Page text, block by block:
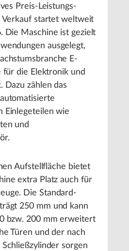
Preis-Leistungs-
Verkauf startet weltweit
Die Maschine ist gezielt
ausgelegt,
E-
für die Elektronik und
Dazu zählen das
Einlegeteilen wie
und
Aufstellfläche bietet
extra Platz auch für
Die Standard-
250 mm und kann
bzw. 200 mm erweitert
Türen und der nach
sorgen